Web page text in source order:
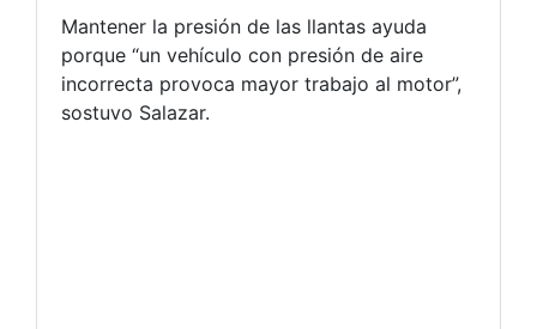
Mantener la presión de las llantas ayuda
porque “un vehículo con presión de aire
incorrecta provoca mayor trabajo al motor”,
sostuvo Salazar.